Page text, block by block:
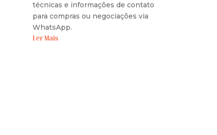
técnicas e informações de contato
para compras ou negociações via
WhatsApp.
Ler Mais